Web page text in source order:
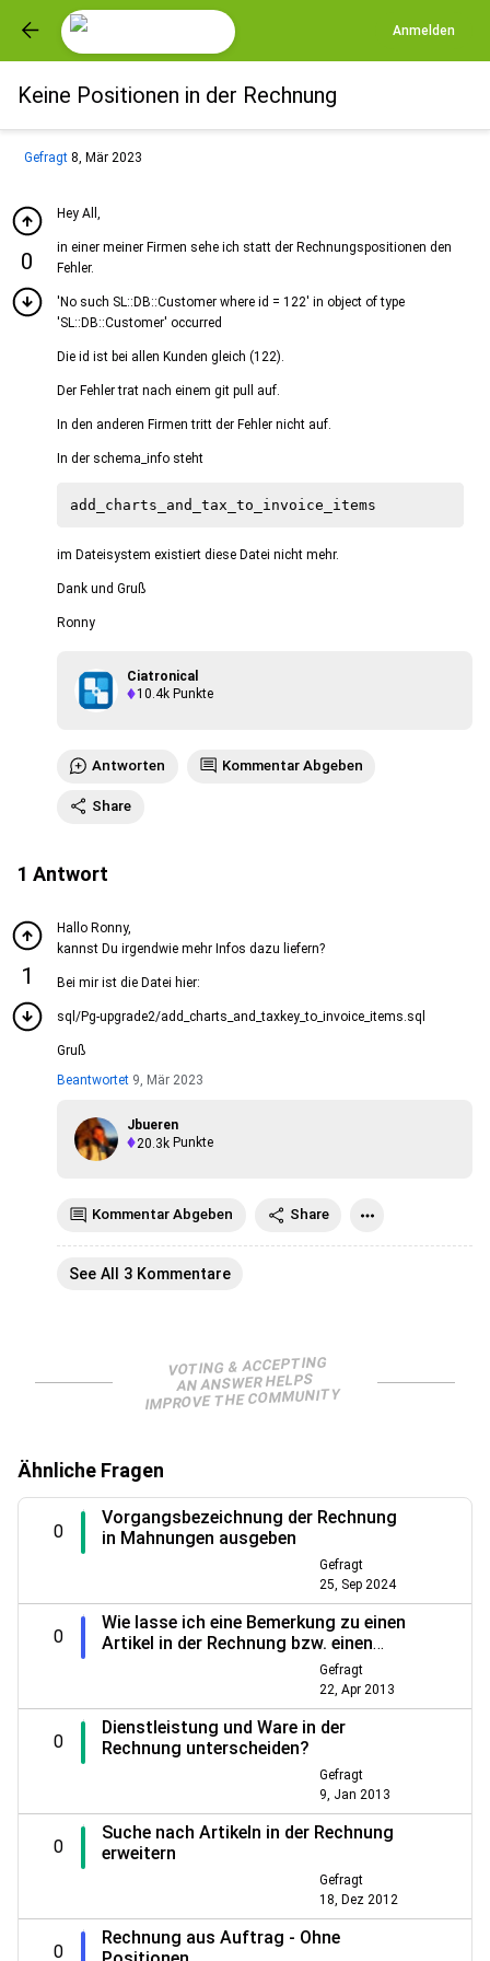
Anmelden
Keine Positionen in der Rechnung
Gefragt 8, Mär 2023
0
Hey All,
in einer meiner Firmen sehe ich statt der Rechnungspositionen den
Fehler.
'No such SL::DB::Customer where id = 122' in object of type
'SL::DB::Customer' occurred
Die id ist bei allen Kunden gleich (122).
Der Fehler trat nach einem git pull auf.
In den anderen Firmen tritt der Fehler nicht auf.
In der schema_info steht
im Dateisystem existiert diese Datei nicht mehr.
Dank und Gruß
Ronny
Ciatronical
10.4k Punkte
Antworten Kommentar Abgeben
Share
1 Antwort
1
Hallo Ronny,
kannst Du irgendwie mehr Infos dazu liefern?
Bei mir ist die Datei hier:
sql/Pg-upgrade2/add_charts_and_taxkey_to_invoice_items.sql
Gruß
Beantwortet 9, Mär 2023
Jbueren
20.3k Punkte
Kommentar Abgeben Share
See All 3 Kommentare
VOTING & ACCEPTING
AN ANSWER HELPS
IMPROVE THE COMMUNITY
Ähnliche Fragen
0
Vorgangsbezeichnung der Rechnung
in Mahnungen ausgeben
Gefragt
25, Sep 2024
0
Wie lasse ich eine Bemerkung zu einen
Artikel in der Rechnung bzw. einen
Gefragt
22, Apr 2013
0
Dienstleistung und Ware in der
Rechnung unterscheiden?
Gefragt
9, Jan 2013
0
Suche nach Artikeln in der Rechnung
erweitern
Gefragt
18, Dez 2012
0
Rechnung aus Auftrag - Ohne